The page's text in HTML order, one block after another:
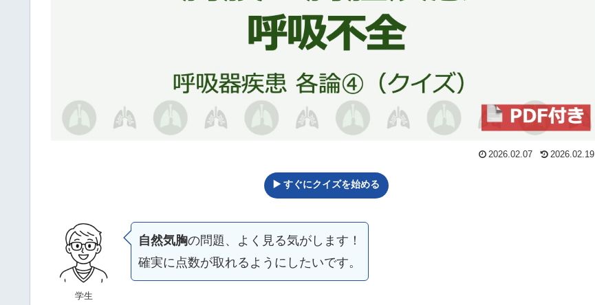
2026.02.07 2026.02.19
▶️ すぐにクイズを始める
学生
自然気胸の問題、よく見る気がします！
確実に点数が取れるようにしたいです。